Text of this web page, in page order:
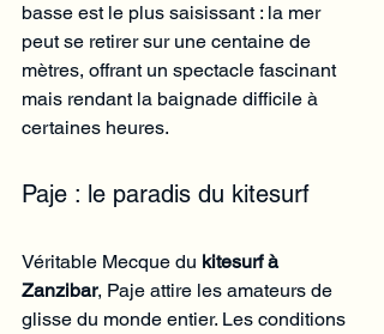
basse est le plus saisissant : la mer
peut se retirer sur une centaine de
mètres, offrant un spectacle fascinant
mais rendant la baignade difficile à
certaines heures.
Paje : le paradis du kitesurf
Véritable Mecque du kitesurf à
Zanzibar, Paje attire les amateurs de
glisse du monde entier. Les conditions